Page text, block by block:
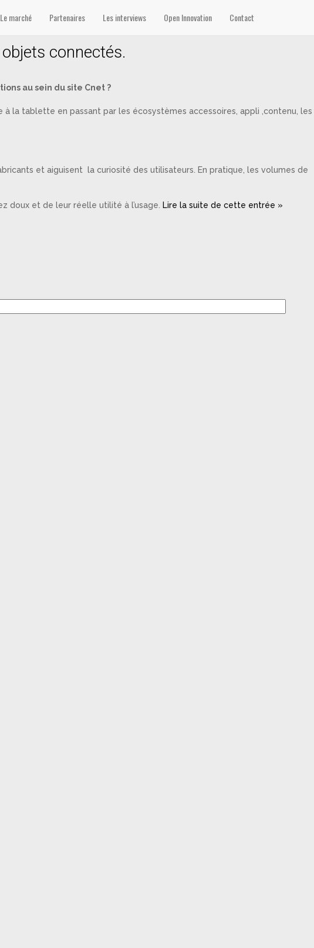
Le marché Partenaires Les interviews Open Innovation Contact
connectés.
au sein du site Cnet ?
la tablette en passant par les écosystèmes accessoires, appli ,contenu, les
et aiguisent la curiosité des utilisateurs. En pratique, les volumes de
doux et de leur réelle utilité à l’usage. Lire la suite de cette entrée »